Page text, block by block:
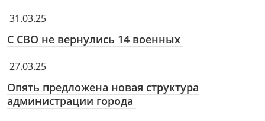
31.03.25
С СВО не вернулись 14 военных
27.03.25
Опять предложена новая структура
администрации города